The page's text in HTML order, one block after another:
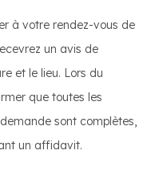
à votre rendez-vous de
un avis de
et le lieu. Lors du
que toutes les
sont complètes,
un affidavit.